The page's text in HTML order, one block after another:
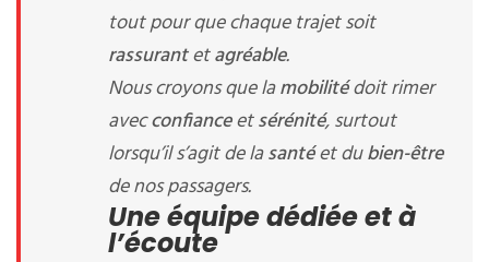
tout pour que chaque trajet soit
rassurantetagréable.
Nous croyons que lamobilitédoit rimer
avecconfianceetsérénité, surtout
lorsqu’il s’agit de lasantéet dubien-être
de nos passagers.
Une équipe dédiée et à
l’écoute